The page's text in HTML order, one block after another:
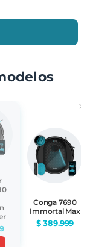
×
Conga 7690
Immortal Max
$ 389.999